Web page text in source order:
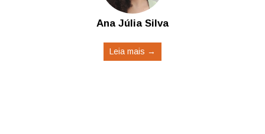
Ana Júlia Silva
Leia mais →